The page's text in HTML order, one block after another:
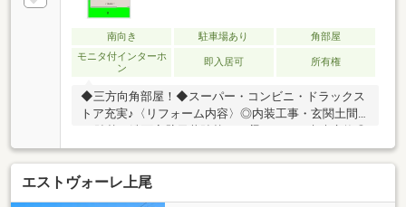
南向き 駐車場あり
角部屋
モニタ付インターホ
ン
即入居可 所有権
◆三方向角部屋！◆スーパー・コンビニ・ドラックス
トア充実♪〈リフォーム内容〉◎内装工事・玄関土間
その他・ユニットバス・トイレ（ウォシュレット付
き）・給湯器・畳表替え・網戸張替・庭草刈り・ハウ
スクリーニング等こちらの物件が気になった方は０１
２０－６５５－６２０（通話無料）までお気軽にお問
エストヴォーレ上尾